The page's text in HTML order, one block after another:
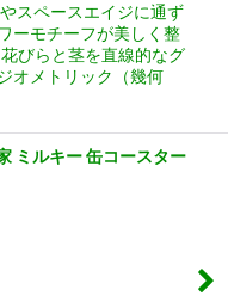
スペースエイジに通ず
ーモチーフが美しく整
びらと茎を直線的なグ
オメトリック（幾何
ミルキー 缶コースター